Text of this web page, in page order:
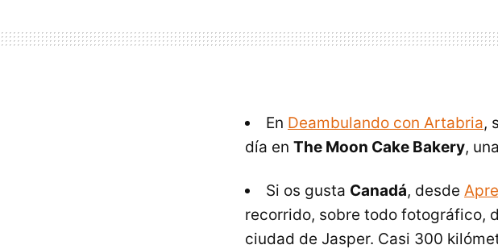
En Deambulando con Artabria,
día en The Moon Cake Bakery,
Si os gusta Canadá, desde
recorrido, sobre todo fotográfico,
ciudad de Jasper. Casi 300